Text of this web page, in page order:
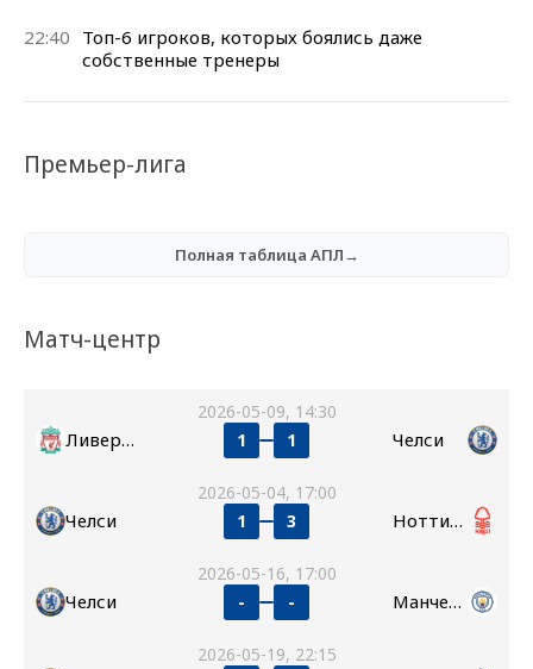
22:40 Топ-6 игроков, которых боялись даже
собственные тренеры
Премьер-лига
Полная таблица АПЛ→
Матч-центр
2026-05-09, 14:30
Ливерпуль 1 1 Челси
2026-05-04, 17:00
Челси 1 3 Ноттингем Форест
2026-05-16, 17:00
Челси - - Манчестер Сити
2026-05-19, 22:15